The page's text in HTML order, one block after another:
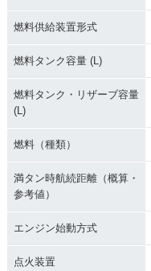
燃料供給装置形式
燃料タンク容量 (L)
燃料タンク・リザーブ容量
(L)
燃料（種類）
満タン時航続距離（概算・
参考値）
エンジン始動方式
点火装置